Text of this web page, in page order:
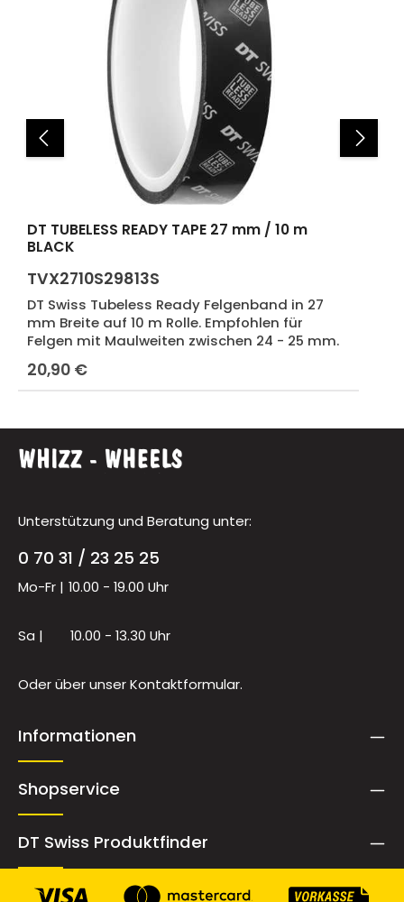
DT TUBELESS READY TAPE 27 mm / 10 m
BLACK
TVX2710S29813S
DT Swiss Tubeless Ready Felgenband in 27
mm Breite auf 10 m Rolle. Empfohlen für
Felgen mit Maulweiten zwischen 24 - 25 mm.
Regulärer Preis:
20,90 €
Unterstützung und Beratung unter:
0 70 31 / 23 25 25
Mo-Fr | 10.00 - 19.00 Uhr
Sa | 10.00 - 13.30 Uhr
Oder über unserKontaktformular.
Informationen
Shopservice
DT Swiss Produktfinder